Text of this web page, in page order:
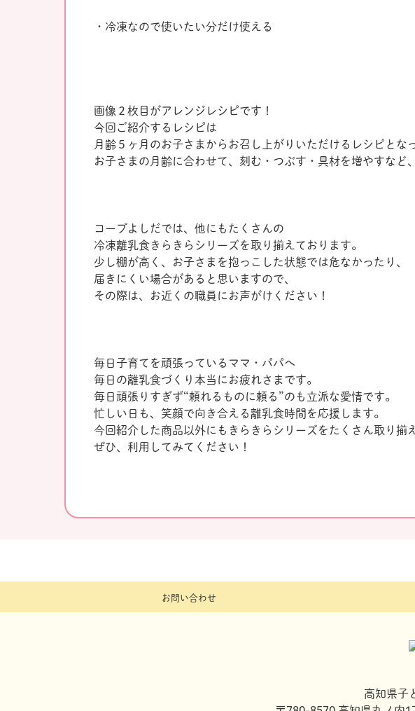
・冷凍なので使いたい分だけ使える
画像２枚目がアレンジレシピです！
今回ご紹介するレシピは
月齢５ヶ月のお子さまからお召し上がりいただけるレシピとな
お子さまの月齢に合わせて、刻む・つぶす・具材を増やすなど
コープよしだでは、他にもたくさんの
冷凍離乳食きらきらシリーズを取り揃えております。
少し棚が高く、お子さまを抱っこした状態では危なかったり、
届きにくい場合があると思いますので、
その際は、お近くの職員にお声がけください！
毎日子育てを頑張っているママ・パパへ
毎日の離乳食づくり本当にお疲れさまです。
毎日頑張りすぎず“頼れるものに頼る”のも立派な愛情です。
忙しい日も、笑顔で向き合える離乳食時間を応援します。
今回紹介した商品以外にもきらきらシリーズをたくさん取り揃
ぜひ、利用してみてください！
お問い合わせ
高知県子